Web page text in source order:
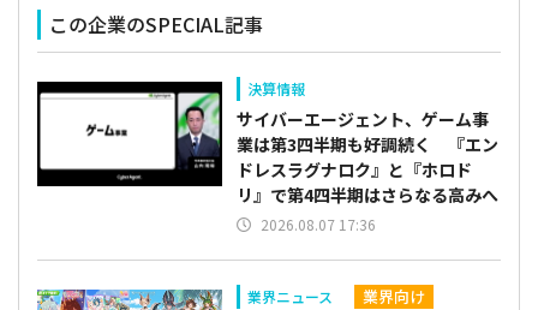
この企業のSPECIAL記事
決算情報
サイバーエージェント、ゲーム事
業は第3四半期も好調続く 『エン
ドレスラグナロク』と『ホロド
リ』で第4四半期はさらなる高みへ
2026.08.07 17:36
業界ニュース 業界向け